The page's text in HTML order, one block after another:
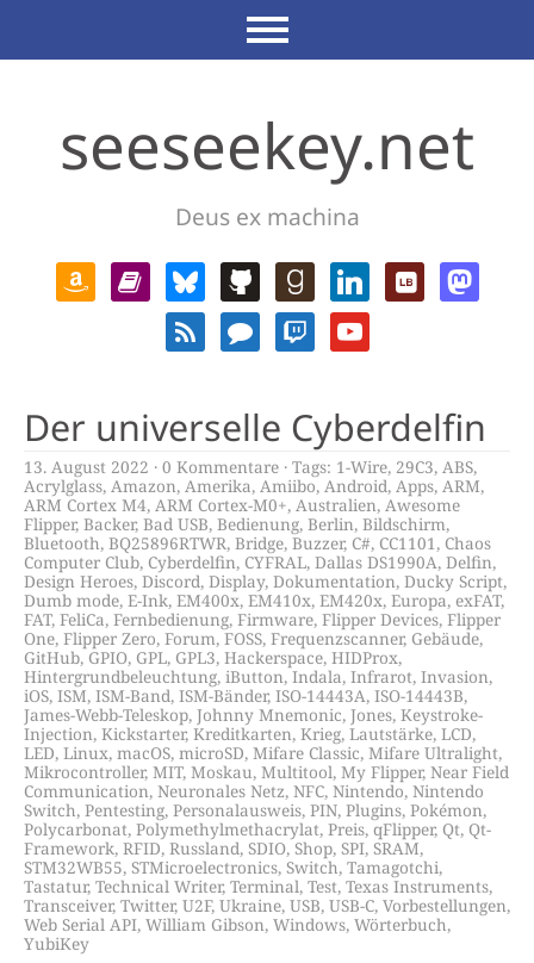
seeseekey.net
Deus ex machina
Der universelle Cyberdelfin
13. August 2022 0 Kommentare Tags: 1-Wire, 29C3, ABS,
Acrylglass, Amazon, Amerika, Amiibo, Android, Apps, ARM,
ARM Cortex M4, ARM Cortex-M0+, Australien, Awesome
Flipper, Backer, Bad USB, Bedienung, Berlin, Bildschirm,
Bluetooth, BQ25896RTWR, Bridge, Buzzer, C#, CC1101 , Chaos
Computer Club, Cyberdelfin, CYFRAL, Dallas DS1990A, Delfin,
Design Heroes, Discord, Display, Dokumentation, Ducky Script,
Dumb mode, E-Ink, EM400x, EM410x, EM420x, Europa, exFAT,
FAT, FeliCa, Fernbedienung, Firmware, Flipper Devices, Flipper
One, Flipper Zero, Forum, FOSS, Frequenzscanner, Gebäude,
GitHub,GPIO, GPL, GPL3, Hackerspace, HIDProx,
Hintergrundbeleuchtung, iButton,Indala, Infrarot, Invasion,
iOS, ISM, ISM-Band, ISM-Bänder, ISO-14443A, ISO-14443B,
James-Webb-Teleskop, Johnny Mnemonic, Jones, Keystroke-
Injection, Kickstarter, Kreditkarten, Krieg, Lautstärke, LCD,
LED, Linux, macOS, microSD, Mifare Classic, Mifare Ultralight,
Mikrocontroller, MIT, Moskau, Multitool, My Flipper, Near Field
Communication, Neuronales Netz, NFC, Nintendo, Nintendo
Switch, Pentesting, Personalausweis, PIN, Plugins, Pokémon,
Polycarbonat, Polymethylmethacrylat, Preis, qFlipper, Qt, Qt-
Framework, RFID, Russland, SDIO,Shop, SPI, SRAM,
STM32WB55, STMicroelectronics, Switch, Tamagotchi,
Tastatur, Technical Writer, Terminal, Test, Texas Instruments,
Transceiver, Twitter, U2F, Ukraine, USB, USB-C, Vorbestellungen,
Web Serial API, William Gibson, Windows, Wörterbuch,
YubiKey